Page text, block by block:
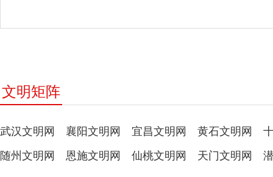
文明矩阵
武汉文明网 襄阳文明网 宜昌文明网 黄石文明网
随州文明网
恩施文明网 仙桃文明网 天门文明网